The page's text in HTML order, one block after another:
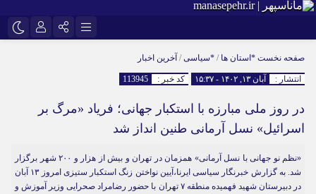
اینستاگرام
سروش ایتا
آپارات رمز عبور
مرا به خاطر بسپار
صفحه نخست *استان ها / *سیاسی/ آخرین اخبار
انتشار : آبان ۱۳, ۱۴۰۲ - ۱۵:۳۷ کد خبر : 113945
در روز ملی مبارزه با استکبار جهانی؛ فریاد «مرگ بر
اسرائیل» نسل آرمانی طنین انداز شد
«نظم نو جهانی با نسل آرمانی» همزمان در تهران و بیش از هزار و ۲۰۰ شهر برگزار
شد. به گزارش خبرنگار سیاسی ایرنا،آیین نواختن زنگ استکبار ستیزی امروز ۱۳ آبان
در دبیرستان شهید فهمیده منطقه ۷ تهران با حضور رضامراد صحرایی وزیر آموزش و